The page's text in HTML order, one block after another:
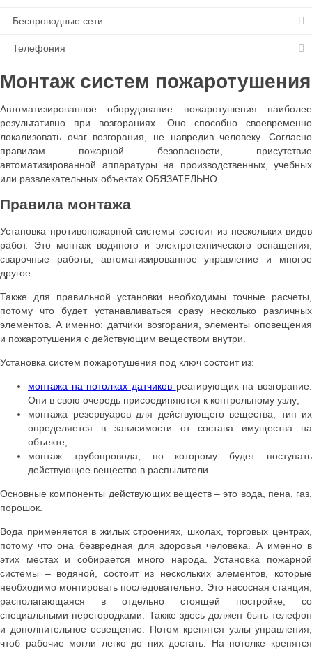
Эксклюзив
Установка видеонаблюдения в квартире
Проектирование и монтаж систем видеонаблюдения
Беспроводное видеонаблюдение
Видеонаблюдение для частного дома: готовые комплекты
Беспроводные сети
Wi-Fi
Wi-Fi роутер
Телефония
IP-телефония
Монтаж систем пожаротушения
Автоматизированное оборудование пожаротушения наиболее
результативно при возгораниях. Оно способно своевременно
локализовать очаг возгорания, не навредив человеку. Согласно
правилам пожарной безопасности, присутствие
автоматизированной аппаратуры на производственных, учебных
или развлекательных объектах ОБЯЗАТЕЛЬНО.
Правила монтажа
Установка противопожарной системы состоит из нескольких видов
работ. Это монтаж водяного и электротехнического оснащения,
сварочные работы, автоматизированное управление и многое
другое.
Также для правильной установки необходимы точные расчеты,
потому что будет устанавливаться сразу несколько различных
элементов. А именно: датчики возгорания, элементы оповещения
и пожаротушения с действующим веществом внутри.
Установка систем пожаротушения под ключ состоит из:
монтажа на потолках датчиков реагирующих на возгорание.
Они в свою очередь присоединяются к контрольному узлу;
монтажа резервуаров для действующего вещества, тип их
определяется в зависимости от состава имущества на
объекте;
монтаж трубопровода, по которому будет поступать
действующее вещество в распылители.
Основные компоненты действующих веществ ‒ это вода, пена, газ,
порошок.
Вода применяется в жилых строениях, школах, торговых центрах,
потому что она безвредная для здоровья человека. А именно в
этих местах и собирается много народа. Установка пожарной
системы ‒ водяной, состоит из нескольких элементов, которые
необходимо монтировать последовательно. Это насосная станция,
располагающаяся в отдельно стоящей постройке, со
специальными перегородками. Также здесь должен быть телефон
и дополнительное освещение. Потом крепятся узлы управления,
чтоб рабочие могли легко до них достать. На потолке крепятся